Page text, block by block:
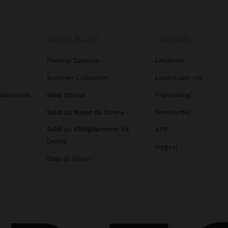
Festival Capsule
Summer Collection
Saldi Donna
Saldi su Borse da Donna
Saldi su Abbigliamento da
Donna
Date di rilievo
L'Azienda
Lavora con noi
Franchising
Newsletter
APP
Negozi